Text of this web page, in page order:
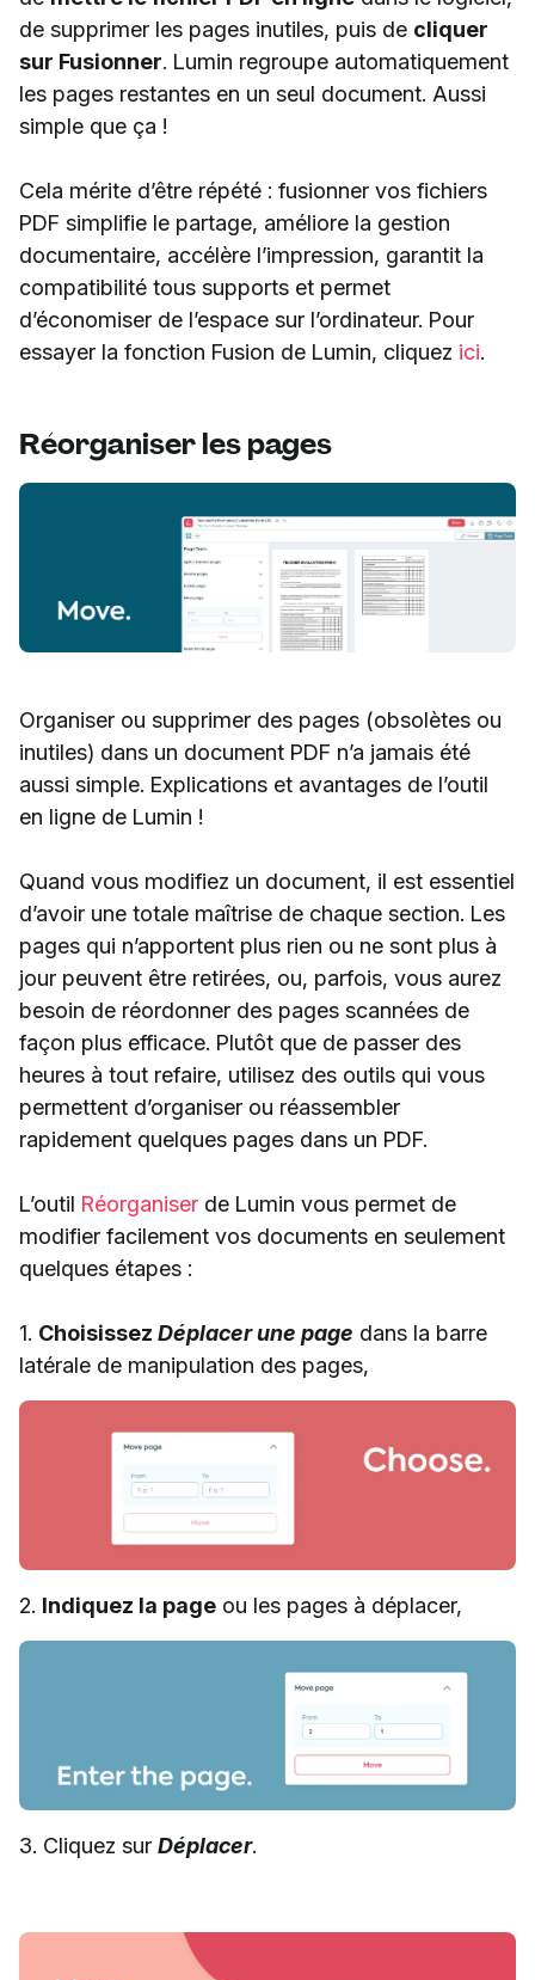
de supprimer les pages inutiles, puis de cliquer
sur Fusionner. Lumin regroupe automatiquement
les pages restantes en un seul document. Aussi
simple que ça !
Cela mérite d’être répété : fusionner vos fichiers
PDF simplifie le partage, améliore la gestion
documentaire, accélère l’impression, garantit la
compatibilité tous supports et permet
d’économiser de l’espace sur l’ordinateur. Pour
essayer la fonction Fusion de Lumin, cliquez ici.
Réorganiser les pages
Organiser ou supprimer des pages (obsolètes ou
inutiles) dans un document PDF n’a jamais été
aussi simple. Explications et avantages de l’outil
en ligne de Lumin !
Quand vous modifiez un document, il est essentiel
d’avoir une totale maîtrise de chaque section. Les
pages qui n’apportent plus rien ou ne sont plus à
jour peuvent être retirées, ou, parfois, vous aurez
besoin de réordonner des pages scannées de
façon plus efficace. Plutôt que de passer des
heures à tout refaire, utilisez des outils qui vous
permettent d’organiser ou réassembler
rapidement quelques pages dans un PDF.
L’outil Réorganiser de Lumin vous permet de
modifier facilement vos documents en seulement
quelques étapes :
1. Choisissez Déplacer une page dans la barre
latérale de manipulation des pages,
2. Indiquez la page ou les pages à déplacer,
3. Cliquez sur Déplacer.